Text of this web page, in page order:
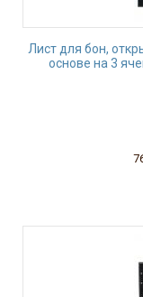
Лист для бон,
основе на 3